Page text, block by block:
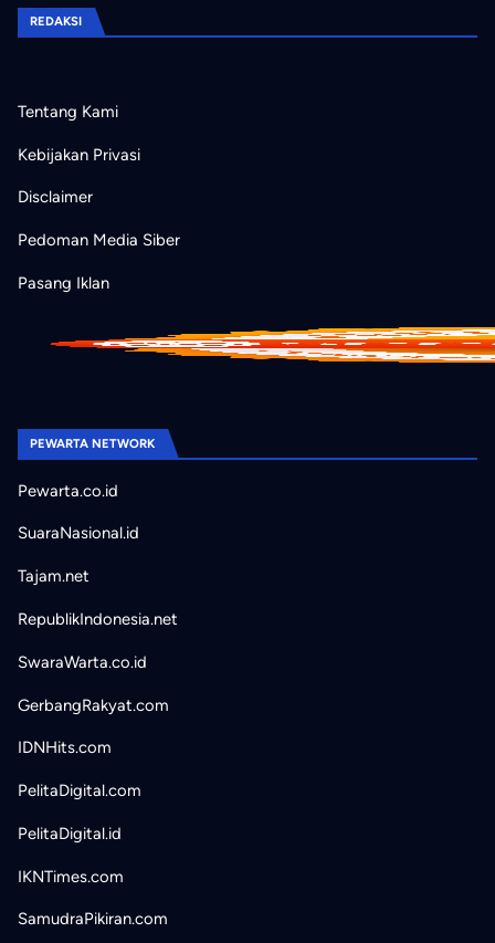
REDAKSI
Tentang Kami
Kebijakan Privasi
Disclaimer
Pedoman Media Siber
Pasang Iklan
PEWARTA NETWORK
Pewarta.co.id
SuaraNasional.id
Tajam.net
RepublikIndonesia.net
SwaraWarta.co.id
GerbangRakyat.com
IDNHits.com
PelitaDigital.com
PelitaDigital.id
IKNTimes.com
SamudraPikiran.com